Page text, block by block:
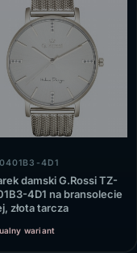
4D1
damski G.Rossi TZ-
4D1 na bransolecie
złota tarcza
wariant